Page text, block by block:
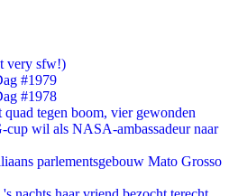
very sfw!)
#1979
#1978
tegen boom, vier gewonden
cup wil als NASA-ambassadeur naar
parlementsgebouw Mato Grosso